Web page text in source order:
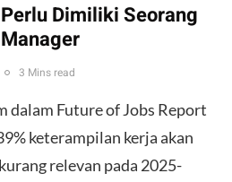
Dimiliki Seorang
3 Mins read
dalam Future of Jobs Report
keterampilan kerja akan
relevan pada 2025-